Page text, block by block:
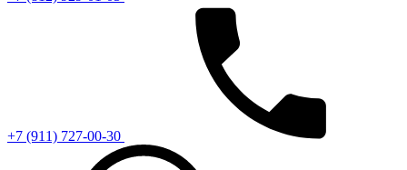
+7 (911) 727-00-30